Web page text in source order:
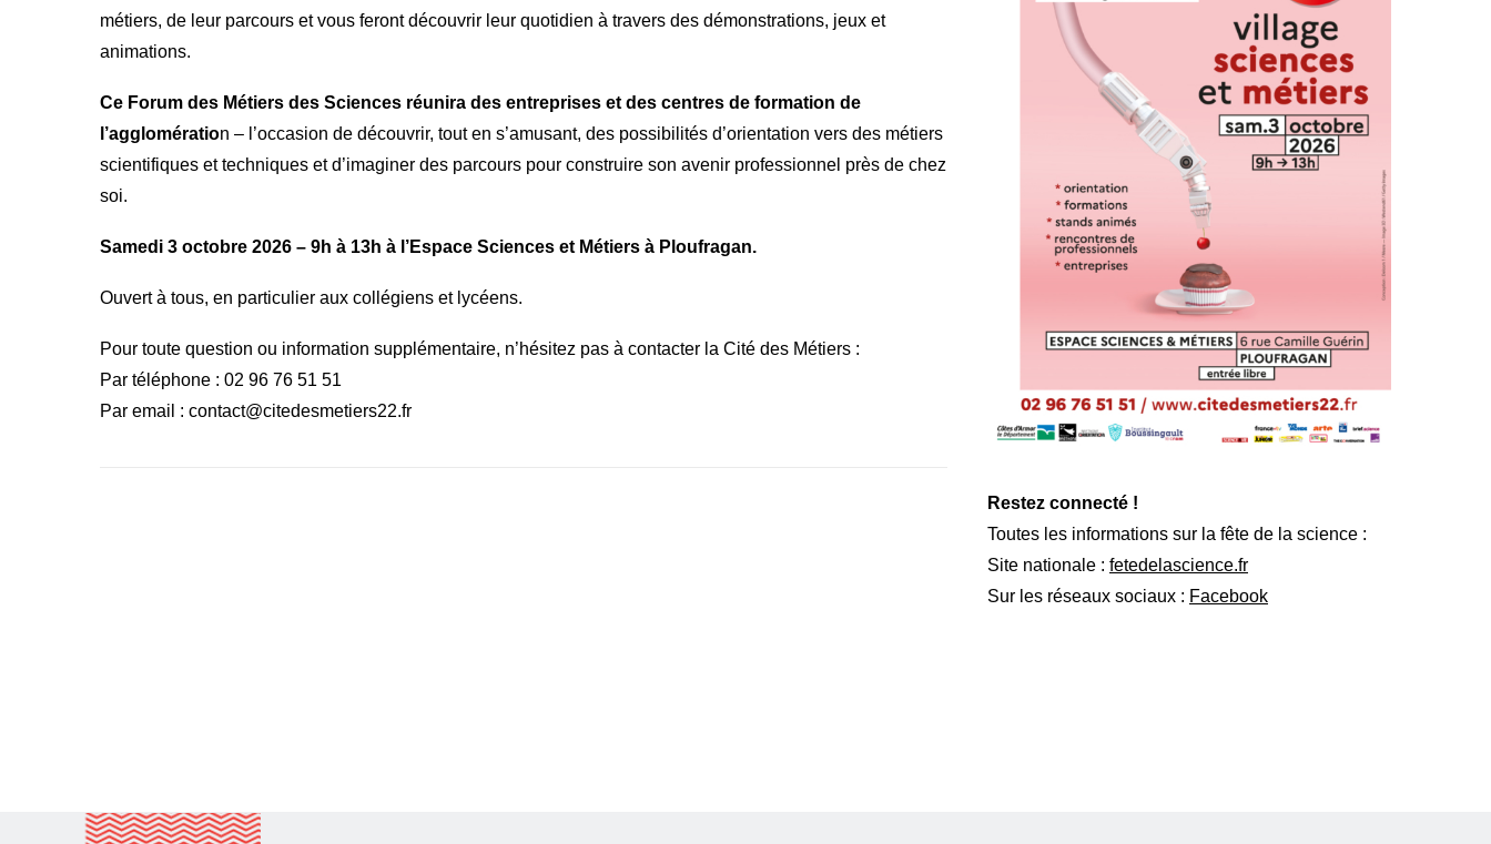
métiers, de leur parcours et vous feront découvrir leur quotidien à travers des démonstrations, jeux et
animations.
Ce Forum des Métiers des Sciences réunira des entreprises et des centres de formation de
l’agglomération – l’occasion de découvrir, tout en s’amusant, des possibilités d’orientation vers des métiers
scientifiques et techniques et d’imaginer des parcours pour construire son avenir professionnel près de chez
soi.
Samedi 3 octobre 2026 – 9h à 13h à l’Espace Sciences et Métiers à Ploufragan.
Ouvert à tous, en particulier aux collégiens et lycéens.
Pour toute question ou information supplémentaire, n’hésitez pas à contacter la Cité des Métiers :
Par téléphone : 02 96 76 51 51
Par email : contact@citedesmetiers22.fr
Restez connecté !
Toutes les informations sur la fête de la science :
Site nationale : fetedelascience.fr
Sur les réseaux sociaux : Facebook